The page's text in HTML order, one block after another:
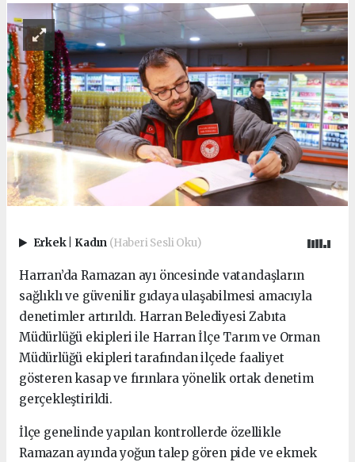
Erkek Kadın (Haberi Sesli Oku)
Harran’da Ramazan ayı öncesinde vatandaşların
sağlıklı ve güvenilir gıdaya ulaşabilmesi amacıyla
denetimler artırıldı. Harran Belediyesi Zabıta
Müdürlüğü ekipleri ile Harran İlçe Tarım ve Orman
Müdürlüğü ekipleri tarafından ilçede faaliyet
gösteren kasap ve fırınlara yönelik ortak denetim
gerçekleştirildi.
İlçe genelinde yapılan kontrollerde özellikle
Ramazan ayında yoğun talep gören pide ve ekmek